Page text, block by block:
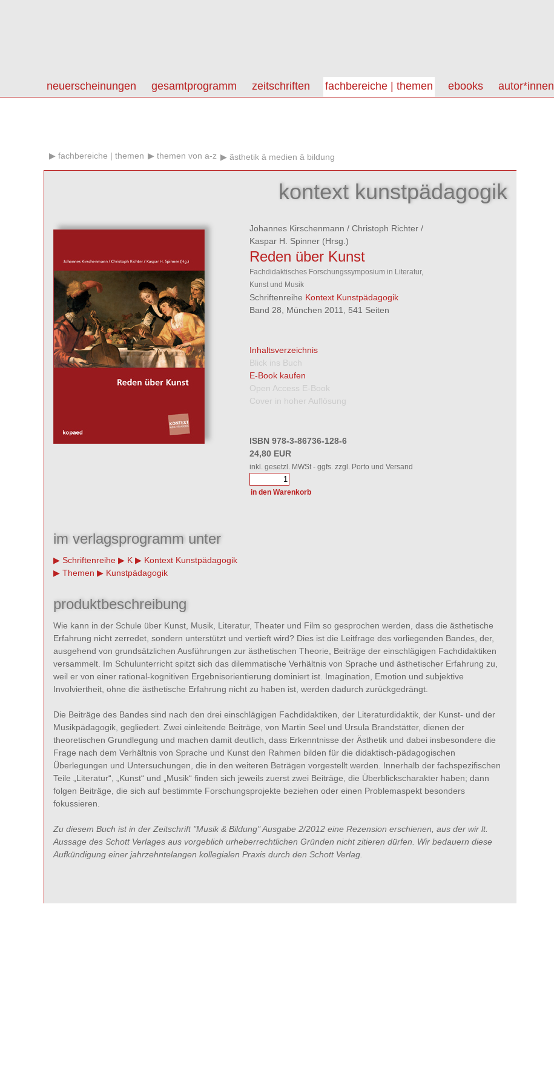
neuerscheinungen gesamtprogramm zeitschriften fachbereiche | themen ebooks autor*innen
fachbereiche | themen themen von a-z ãsthetik â medien â bildung
kontext kunstpädagogik
Johannes Kirschenmann / Christoph Richter /
Kaspar H. Spinner (Hrsg.)
Reden über Kunst
Fachdidaktisches Forschungssymposium in Literatur,
Kunst und Musik
Schriftenreihe Kontext Kunstpädagogik
Band 28, München 2011, 541 Seiten
Inhaltsverzeichnis
Blick ins Buch
E-Book kaufen
Open Access E-Book
Cover in hoher Auflösung
ISBN 978-3-86736-128-6
24,80 EUR
inkl. gesetzl. MWSt - ggfs. zzgl. Porto und Versand
im verlagsprogramm unter
Schriftenreihe K
Kontext Kunstpädagogik
Themen
Kunstpädagogik
produktbeschreibung
Wie kann in der Schule über Kunst, Musik, Literatur, Theater und Film so gesprochen werden, dass die ästhetische
Erfahrung nicht zerredet, sondern unterstützt und vertieft wird? Dies ist die Leitfrage des vorliegenden Bandes, der,
ausgehend von grundsätzlichen Ausführungen zur ästhetischen Theorie, Beiträge der einschlägigen Fachdidaktiken
versammelt. Im Schulunterricht spitzt sich das dilemmatische Verhältnis von Sprache und ästhetischer Erfahrung zu,
weil er von einer rational-kognitiven Ergebnisorientierung dominiert ist. Imagination, Emotion und subjektive
Involviertheit, ohne die ästhetische Erfahrung nicht zu haben ist, werden dadurch zurückgedrängt.
Die Beiträge des Bandes sind nach den drei einschlägigen Fachdidaktiken, der Literaturdidaktik, der Kunst- und der
Musikpädagogik, gegliedert. Zwei einleitende Beiträge, von Martin Seel und Ursula Brandstätter, dienen der
theoretischen Grundlegung und machen damit deutlich, dass Erkenntnisse der Ästhetik und dabei insbesondere die
Frage nach dem Verhältnis von Sprache und Kunst den Rahmen bilden für die didaktisch-pädagogischen
Überlegungen und Untersuchungen, die in den weiteren Beträgen vorgestellt werden. Innerhalb der fachspezifischen
Teile „Literatur“, „Kunst“ und „Musik“ finden sich jeweils zuerst zwei Beiträge, die Überblickscharakter haben; dann
folgen Beiträge, die sich auf bestimmte Forschungsprojekte beziehen oder einen Problemaspekt besonders
fokussieren.
Zu diesem Buch ist in der Zeitschrift "Musik & Bildung" Ausgabe 2/2012 eine Rezension erschienen, aus der wir lt.
Aussage des Schott Verlages aus vorgeblich urheberrechtlichen Gründen nicht zitieren dürfen. Wir bedauern diese
Aufkündigung einer jahrzehntelangen kollegialen Praxis durch den Schott Verlag.